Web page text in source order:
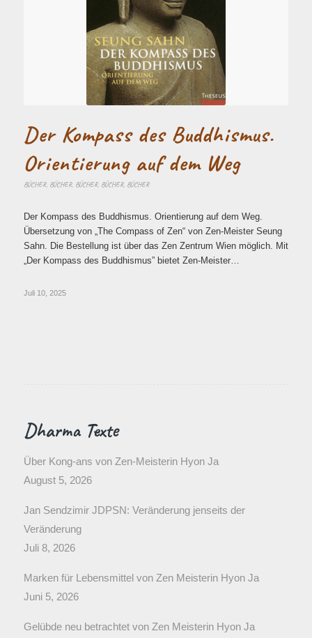
Der Kompass des Buddhismus.
Orientierung auf dem Weg
BÜCHER, BÜCHER, BÜCHER, BÜCHER, BÜCHER
Der Kompass des Buddhismus. Orientierung auf dem Weg.
Übersetzung von „The Compass of Zen“ von Zen-Meister Seung
Sahn. Die Bestellung ist über das Zen Zentrum Wien möglich. Mit
„Der Kompass des Buddhismus” bietet Zen-Meister…
Juli 10, 2025
Dharma Texte
Über Kong-ans von Zen-Meisterin Hyon Ja
August 5, 2026
Jan Sendzimir JDPSN: Veränderung jenseits der
Veränderung
Juli 8, 2026
Marken für Lebensmittel von Zen Meisterin Hyon Ja
Juni 5, 2026
Gelübde neu betrachtet von Zen Meisterin Hyon Ja